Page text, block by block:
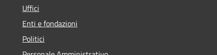
Uffici
Enti e fondazioni
Politici